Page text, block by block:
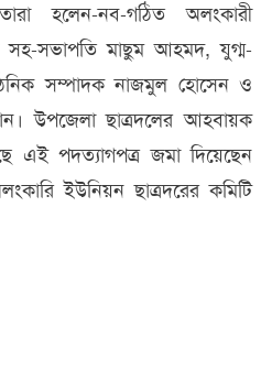
হলেন-নব-গঠিত অলংকারী
সহ-সভাপতি মাছুম আহমদ, যুগ্ম-
সম্পাদক নাজমুল হোসেন ও
উপজেলা ছাত্রদলের আহবায়ক
এই পদত্যাগপত্র জমা দিয়েছেন
ইউনিয়ন ছাত্রদরের কমিটি